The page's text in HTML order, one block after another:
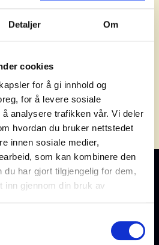
Detaljer Om
cookies
for å gi innhold og
for å levere sosiale
analysere trafikken vår. Vi deler
hvordan du bruker nettstedet
innen sosiale medier,
som kan kombinere den
du har gjort tilgjengelig for dem,
inn gjennom din bruk av